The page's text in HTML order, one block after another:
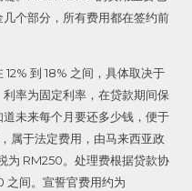
个部分，所有费用都在签约前
到 18% 之间，具体取决于
率为固定利率，在贷款期间保
未来每个月要还多少钱，便于
属于法定费用，由马来西亚政
为 RM250。处理费根据贷款协
之间。宣誓官费用约为